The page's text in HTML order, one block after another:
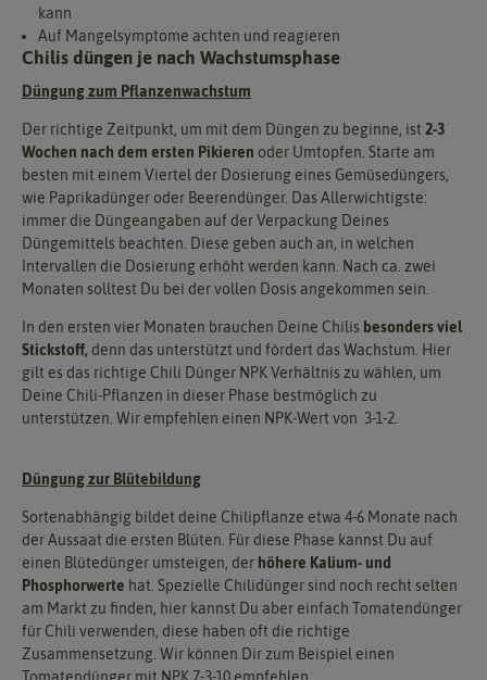
kann
Auf Mangelsymptome achten und reagieren
Chilis düngen je nach Wachstumsphase
Düngung zum Pflanzenwachstum
Der richtige Zeitpunkt, um mit dem Düngen zu beginne, ist 2-3
Wochen nach dem ersten Pikieren oder Umtopfen. Starte am
besten mit einem Viertel der Dosierung eines Gemüsedüngers,
wie Paprikadünger oder Beerendünger. Das Allerwichtigste:
immer die Düngeangaben auf der Verpackung Deines
Düngemittels beachten. Diese geben auch an, in welchen
Intervallen die Dosierung erhöht werden kann. Nach ca. zwei
Monaten solltest Du bei der vollen Dosis angekommen sein.
In den ersten vier Monaten brauchen Deine Chilis besonders viel
Stickstoff, denn das unterstützt und fördert das Wachstum. Hier
gilt es das richtige Chili Dünger NPK Verhältnis zu wählen, um
Deine Chili-Pflanzen in dieser Phase bestmöglich zu
unterstützen. Wir empfehlen einen NPK-Wert von 3-1-2.
Düngung zur Blütebildung
Sortenabhängig bildet deine Chilipflanze etwa 4-6 Monate nach
der Aussaat die ersten Blüten. Für diese Phase kannst Du auf
einen Blütedünger umsteigen, der höhere Kalium- und
Phosphorwerte hat. Spezielle Chilidünger sind noch recht selten
am Markt zu finden, hier kannst Du aber einfach Tomatendünger
für Chili verwenden, diese haben oft die richtige
Zusammensetzung. Wir können Dir zum Beispiel einen